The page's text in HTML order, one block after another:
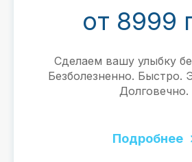
безупречной.
Эстетически.